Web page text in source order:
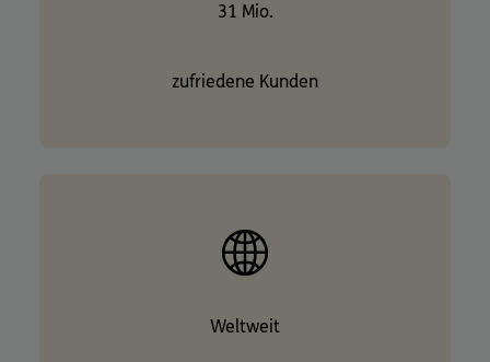
31 Mio.
zufriedene Kunden
Weltweit